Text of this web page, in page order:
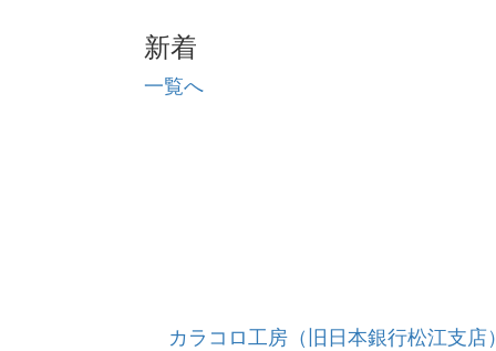
新着
一覧へ
カラコロ工房（旧日本銀行松江支店